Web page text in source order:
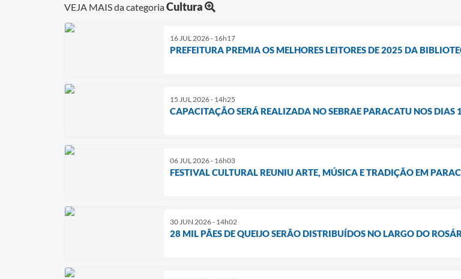
VEJA MAIS da categoriaCultura
16 JUL 2026 - 16h17
PREFEITURA PREMIA OS MELHORES LEITORES DE 2025 DA
15 JUL 2026 - 14h25
CAPACITAÇÃO SERÁ REALIZADA NO SEBRAE PARACATU NOS DIAS
06 JUL 2026 - 16h03
FESTIVAL CULTURAL REUNIU ARTE, MÚSICA E TRADIÇÃO EM
30 JUN 2026 - 14h02
28 MIL PÃES DE QUEIJO SERÃO DISTRIBUÍDOS NO LARGO DO